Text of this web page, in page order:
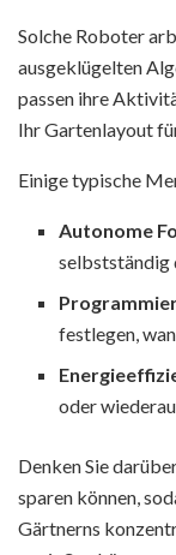
Solche Roboter
ausgeklügelten
passen ihre
Ihr Gartenlayout
Einige typische
Autonome
selbstständig
festlegen,
oder
Denken Sie
sparen können,
Gärtnerns